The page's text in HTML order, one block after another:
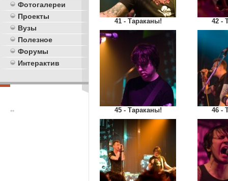
Фотогалереи
Проекты
Вузы
Полезное
Форумы
Интерактив
**
41 - Тараканы! 42 -
45 - Тараканы! 46 -